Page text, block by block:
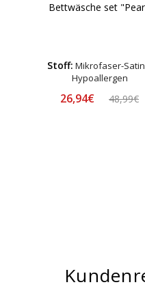
Bettwäsche set
Stoff: Mikrofaser-
Hypoallergen
26,94€ 48,99€